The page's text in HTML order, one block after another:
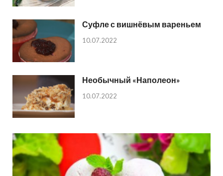
Суфле с вишнёвым вареньем
10.07.2022
Необычный «Наполеон»
10.07.2022